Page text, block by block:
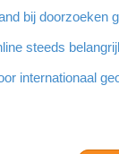
bij doorzoeken
steeds
internationaal